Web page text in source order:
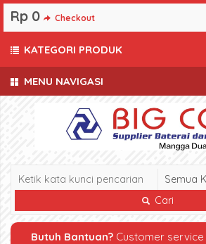
MENU NAVIGASI
Cari
Butuh Bantuan? Customer service
Rp 0 Checkout
KATEGORI PRODUK